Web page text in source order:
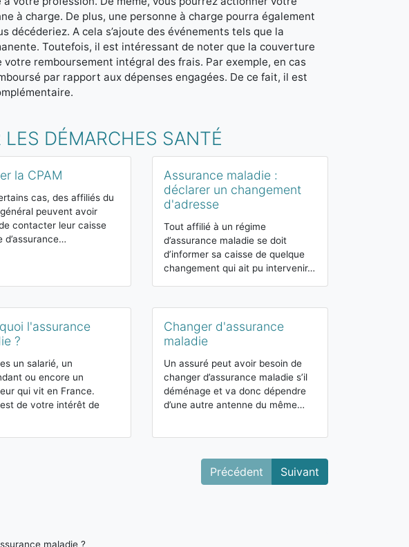
à charge. De plus, une personne à charge pourra également
décéderiez. A cela s’ajoute des événements tels que la
Toutefois, il est intéressant de noter que la couverture
remboursement intégral des frais. Par exemple, en cas
par rapport aux dépenses engagées. De ce fait, il est
DÉMARCHES SANTÉ
la CPAM
cas, des affiliés du
peuvent avoir
contacter leur caisse
d’assurance…
Assurance maladie :
déclarer un changement
d'adresse
Tout affilié à un régime
d’assurance maladie se doit
d’informer sa caisse de quelque
changement qui ait pu intervenir…
l'assurance
?
un salarié, un
ou encore un
qui vit en France.
de votre intérêt de
Changer d'assurance
maladie
Un assuré peut avoir besoin de
changer d’assurance maladie s’il
déménage et va donc dépendre
d’une autre antenne du même…
Précédent Suivant
maladie ?